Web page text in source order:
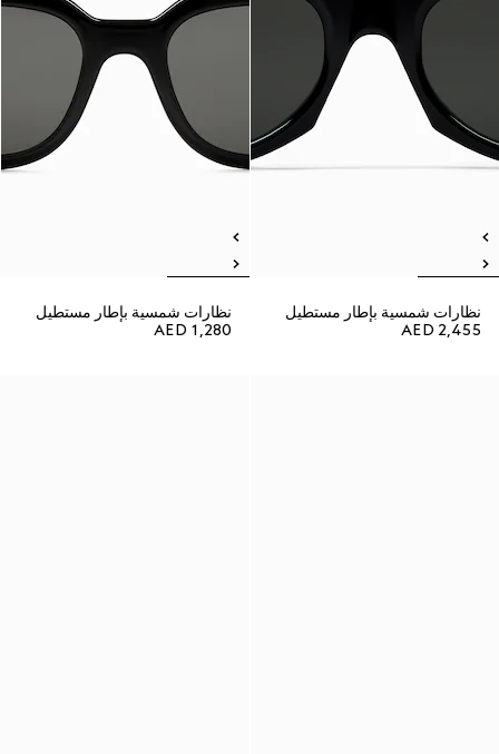
نظارات شمسية بإطار مستطيل
AED 2,455
نظارات شمسية بإطار مستطيل
AED 1,280